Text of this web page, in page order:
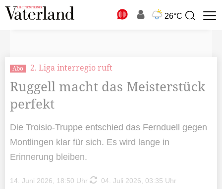
26°C
Suchbegriff
Abo 2. Liga interregio ruft
Ruggell macht das Meisterstück
perfekt
Die Troisio-Truppe entschied das Fernduell gegen
Montlingen klar für sich. Es wird lange in
Erinnerung bleiben.
14. Juni 2026, 18:50 Uhr 04. Juli 2026, 03:35 Uhr